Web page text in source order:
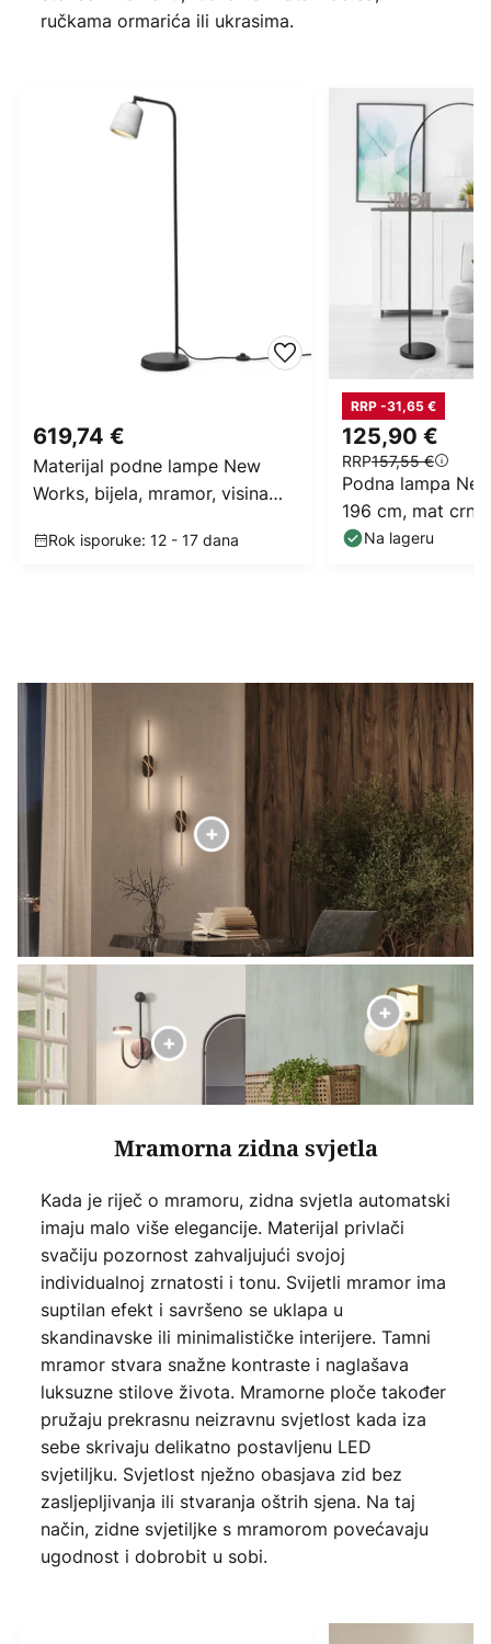
ručkama ormarića ili ukrasima.
619,74 €
Materijal podne lampe New
Works, bijela, mramor, visina
Rok isporuke: 12 - 17 dana
125,90 €
RRP157,55 €
RRP -31,65 €
Podna lampa
196 cm, mat
Na lageru
Mramorna zidna svjetla
Kada je riječ o mramoru, zidna svjetla automatski
imaju malo više elegancije. Materijal privlači
svačiju pozornost zahvaljujući svojoj
individualnoj zrnatosti i tonu. Svijetli mramor ima
suptilan efekt i savršeno se uklapa u
skandinavske ili minimalističke interijere. Tamni
mramor stvara snažne kontraste i naglašava
luksuzne stilove života. Mramorne ploče također
pružaju prekrasnu neizravnu svjetlost kada iza
sebe skrivaju delikatno postavljenu LED
svjetiljku. Svjetlost nježno obasjava zid bez
zasljepljivanja ili stvaranja oštrih sjena. Na taj
način, zidne svjetiljke s mramorom povećavaju
ugodnost i dobrobit u sobi.